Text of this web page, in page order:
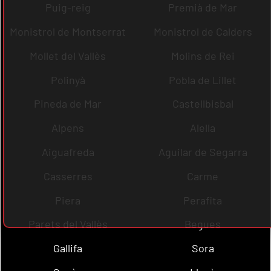
Puig-reig
Premià de Mar
Monistrol de Montserrat
Monistrol de Calders
Mollet del Vallès
Molins de Rei
Polinyà
Pobla de Lillet
Pineda de Mar
Castellbisbal
Alpens
Alella
Aiguafreda
Aguilar de Segarra
Casserres
Carme
Piera
Perafita
Parets del Vallès
Begues
Gallifa
Sora